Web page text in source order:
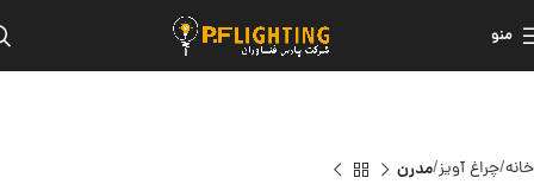
منو
خانه چراغ آویز مدرن